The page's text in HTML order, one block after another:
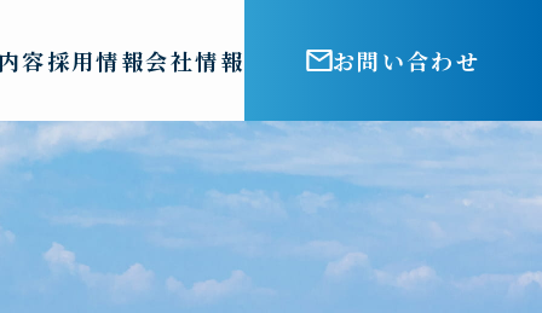
容採用情報会社情報 お問い合わせ